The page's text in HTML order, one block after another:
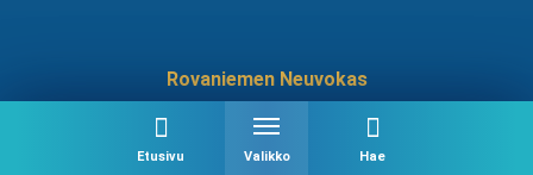
Etusivu Valikko Hae
Rovaniemen Neuvokas
Rovakatu 23, 1. krs